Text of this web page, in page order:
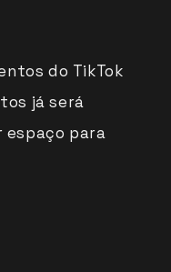
do TikTok
já será
para